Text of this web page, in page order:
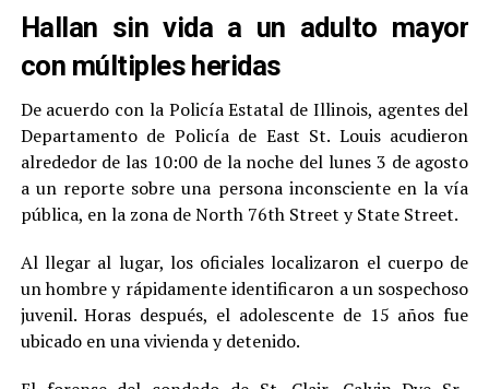
Hallan sin vida a un adulto mayor
con múltiples heridas
De acuerdo con la Policía Estatal de Illinois, agentes del
Departamento de Policía de East St. Louis acudieron
alrededor de las 10:00 de la noche del lunes 3 de agosto
a un reporte sobre una persona inconsciente en la vía
pública, en la zona de North 76th Street y State Street.
Al llegar al lugar, los oficiales localizaron el cuerpo de
un hombre y rápidamente identificaron a un sospechoso
juvenil. Horas después, el adolescente de 15 años fue
ubicado en una vivienda y detenido.